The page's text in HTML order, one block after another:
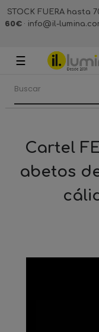
STOCK FUERA hasta
60€· info@il-
Navegación
palanca
☰
Cartel
abetos